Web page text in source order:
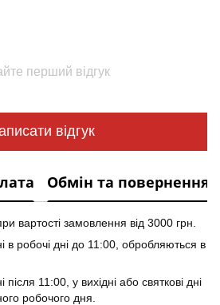
перший відгук
відгук
Обмін та повернення
вартості замовлення від 3000 грн.
робочі дні до 11:00, обробляються в
11:00, у вихідні або святкові дні
робочого дня.